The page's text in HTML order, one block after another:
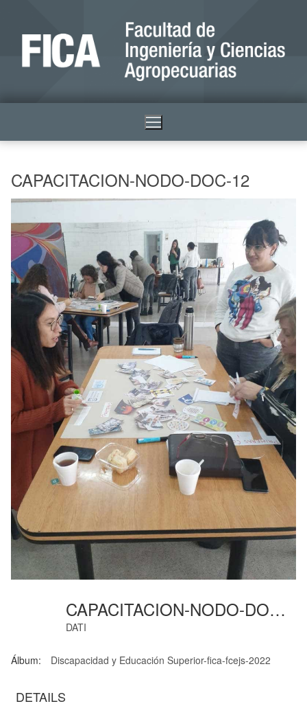
CAPACITACION-NODO-DOC-12
CAPACITACION-NODO-DOC-12
DATI
Álbum: Discapacidad y Educación Superior-fica-fcejs-2022
DETAILS